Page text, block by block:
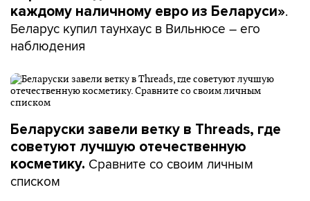
каждому наличному евро из Беларуси».
Беларус купил таунхаус в Вильнюсе – его
наблюдения
Беларуски завели ветку в Threads, где
советуют лучшую отечественную
косметику. Сравните со своим личным
списком